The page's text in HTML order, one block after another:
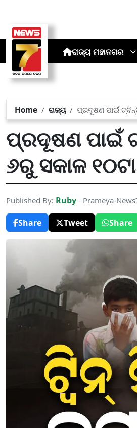
ରାଜ୍ୟ ମହାନଗର
Home ରାଜ୍ୟ ପ୍ରଦୂଷଣ ପାଇଁ
ପ୍ରଦୂଷଣ ପାଇଁ
୬ରୁ ସକାଳ
Published By: Ruby - Prameya-
Share
Tweet Share